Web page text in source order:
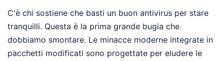
C'è chi sostiene che basti un buon antivirus per stare
tranquilli. Questa è la prima grande bugia che
dobbiamo smontare. Le minacce moderne integrate in
pacchetti modificati sono progettate per eludere le